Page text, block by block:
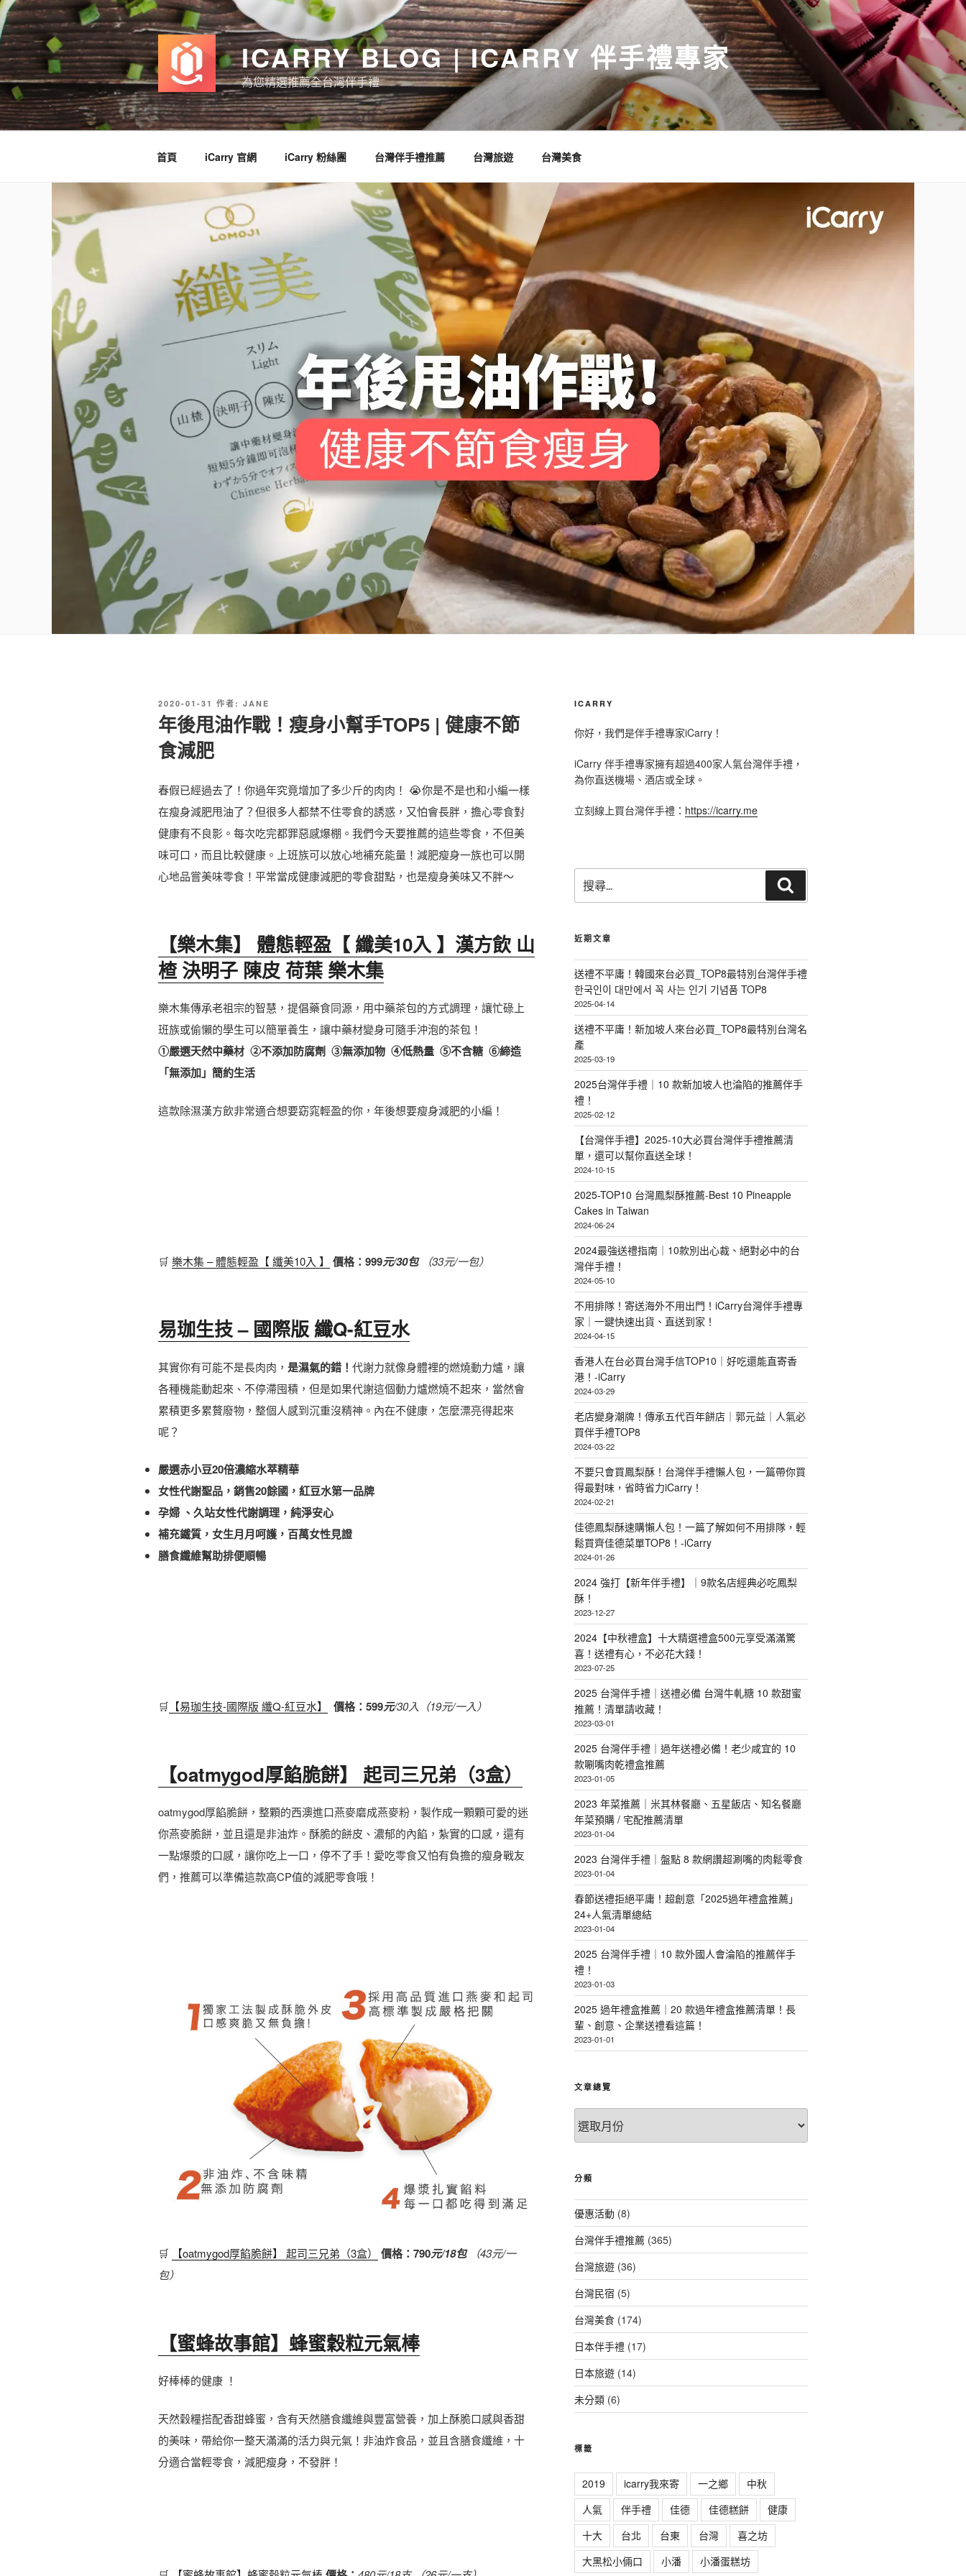
跳
至
主
要
內
容
ICARRY BLOG | ICARRY 伴手禮專家
為您精選推薦全台灣伴手禮
首頁 iCarry 官網 iCarry 粉絲團 台灣伴手禮推薦 台灣旅遊 台灣美食
發
佈
於
2020-01-31 作者: JANE
年後甩油作戰！瘦身小幫手TOP5 | 健康不節
食減肥
春假已經過去了！你過年究竟增加了多少斤的肉肉！ 😭你是不是也和小編一樣
在瘦身減肥甩油了？但很多人都禁不住零食的誘惑，又怕會長胖，擔心零食對
健康有不良影。每次吃完都罪惡感爆棚。我們今天要推薦的這些零食，不但美
味可口，而且比較健康。上班族可以放心地補充能量！減肥瘦身一族也可以開
心地品嘗美味零食！平常當成健康減肥的零食甜點，也是瘦身美味又不胖～
【樂木集】 體態輕盈【 纖美10入 】漢方飲 山
楂 決明子 陳皮 荷葉 樂木集
樂木集傳承老祖宗的智慧，提倡藥食同源，用中藥茶包的方式調理，讓忙碌上
班族或偷懶的學生可以簡單養生，讓中藥材變身可隨手沖泡的茶包！
①嚴選天然中藥材 ②不添加防腐劑 ③無添加物 ④低熱量 ⑤不含糖 ⑥締造
「無添加」簡約生活
這款除濕漢方飲非常適合想要窈窕輕盈的你，年後想要瘦身減肥的小編！
🛒 樂木集 – 體態輕盈【 纖美10入 】 價格：999元/30包 （33元/一包）
易珈生技 – 國際版 纖Q-紅豆水
其實你有可能不是長肉肉， 是濕氣的錯！ 代謝力就像身體裡的燃燒動力爐，讓
各種機能動起來、不停滯囤積，但是如果代謝這個動力爐燃燒不起來，當然會
累積更多累贅廢物，整個人感到沉重沒精神。內在不健康，怎麼漂亮得起來
呢？
嚴選赤小豆20倍濃縮水萃精華
女性代謝聖品，銷售20餘國，紅豆水第一品牌
孕婦 、久站女性代謝調理，純淨安心
補充鐵質，女生月月呵護，百萬女性見證
膳食纖維幫助排便順暢
🛒 【易珈生技-國際版 纖Q-紅豆水】 價格：599元/30入（19元/一入）
【oatmygod厚餡脆餅】 起司三兄弟（3盒）
oatmygod厚餡脆餅，整顆的西澳進口燕麥磨成燕麥粉，製作成一顆顆可愛的迷
你燕麥脆餅，並且還是非油炸。酥脆的餅皮、濃郁的內餡，紮實的口感，還有
一點爆漿的口感，讓你吃上一口，停不了手！愛吃零食又怕有負擔的瘦身戰友
們，推薦可以準備這款高CP值的減肥零食哦！
🛒 【oatmygod厚餡脆餅】 起司三兄弟（3盒） 價格：790元/18包 （43元/一
包）
【蜜蜂故事館】蜂蜜穀粒元氣棒
好棒棒的健康 ！
天然穀糧搭配香甜蜂蜜，含有天然膳食纖維與豐富營養，加上酥脆口感與香甜
的美味，帶給你一整天滿滿的活力與元氣！非油炸食品，並且含膳食纖維，十
分適合當輕零食，減肥瘦身，不發胖！
ICARRY
你好，我們是伴手禮專家iCarry！
iCarry 伴手禮專家擁有超過400家人氣台灣伴手禮，
為你直送機場、酒店或全球。
立刻線上買台灣伴手禮： https://icarry.me
尋
關
字
尋
近期文章
送禮不平庸！韓國來台必買_TOP8最特別台灣伴手禮
한국인이 대만에서 꼭 사는 인기 기념품 TOP8
2025-04-14
送禮不平庸！新加坡人來台必買_TOP8最特別台灣名
產
2025-03-19
2025台灣伴手禮｜10 款新加坡人也淪陷的推薦伴手
禮！
2025-02-12
【台灣伴手禮】2025-10大必買台灣伴手禮推薦清
單，還可以幫你直送全球！
2024-10-15
2025-TOP10 台灣鳳梨酥推薦-Best 10 Pineapple
Cakes in Taiwan
2024-06-24
2024最強送禮指南｜10款別出心裁、絕對必中的台
灣伴手禮！
2024-05-10
不用排隊！寄送海外不用出門！iCarry台灣伴手禮專
家｜一鍵快速出貨、直送到家！
2024-04-15
香港人在台必買台灣手信TOP10｜好吃還能直寄香
港！-iCarry
2024-03-29
老店變身潮牌！傳承五代百年餅店｜郭元益｜人氣必
買伴手禮TOP8
2024-03-22
不要只會買鳳梨酥！台灣伴手禮懶人包，一篇帶你買
得最對味，省時省力iCarry！
2024-02-21
佳德鳳梨酥速購懶人包！一篇了解如何不用排隊，輕
鬆買齊佳德菜單TOP8！-iCarry
2024-01-26
2024 強打【新年伴手禮】｜9款名店經典必吃鳳梨
酥！
2023-12-27
2024【中秋禮盒】十大精選禮盒500元享受滿滿驚
喜！送禮有心，不必花大錢！
2023-07-25
2025 台灣伴手禮｜送禮必備 台灣牛軋糖 10 款甜蜜
推薦！清單請收藏！
2023-03-01
2025 台灣伴手禮｜過年送禮必備！老少咸宜的 10
款唰嘴肉乾禮盒推薦
2023-01-05
2023 年菜推薦｜米其林餐廳、五星飯店、知名餐廳
年菜預購 / 宅配推薦清單
2023-01-04
2023 台灣伴手禮｜盤點 8 款網讚超涮嘴的肉鬆零食
2023-01-04
春節送禮拒絕平庸！超創意「2025過年禮盒推薦」
24+人氣清單總結
2023-01-04
2025 台灣伴手禮｜10 款外國人會淪陷的推薦伴手
禮！
2023-01-03
2025 過年禮盒推薦｜20 款過年禮盒推薦清單！長
輩、創意、企業送禮看這篇！
2023-01-01
文章總覽
章
總
分類
優惠活動(8)
台灣伴手禮推薦(365)
台灣旅遊(36)
台灣民宿 (5)
台灣美食(174)
日本伴手禮(17)
日本旅遊(14)
未分類(6)
標籤
2019 icarry我來寄 一之鄉
中秋
人氣
伴手禮 佳德 佳德糕餅
健康
十大
台北 台東 台灣
喜之坊
大黑松小倆口
小潘 小潘蛋糕坊